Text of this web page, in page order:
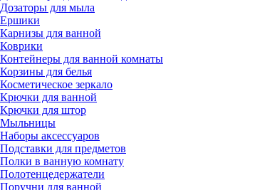
Дозаторы для мыла
Ершики
Карнизы для ванной
Коврики
Контейнеры для ванной комнаты
Корзины для белья
Косметическое зеркало
Крючки для ванной
Крючки для штор
Мыльницы
Наборы аксессуаров
Подставки для предметов
Полки в ванную комнату
Полотенцедержатели
Поручни для ванной